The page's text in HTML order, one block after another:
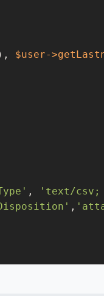
$user-
, 'text/csv;
,